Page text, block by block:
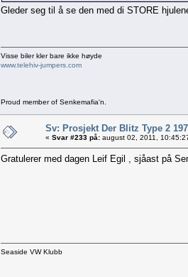
Gleder seg til å se den med di STORE
Visse biler kler bare ikke høyde
www.telehiv-jumpers.com
Proud member of Senkemafia'n.
Sv: Prosjekt Der Blitz Type 2
« Svar #233 på: august 02, 2011,
Gratulerer med dagen Leif Egil , sjåast på
Seaside VW Klubb